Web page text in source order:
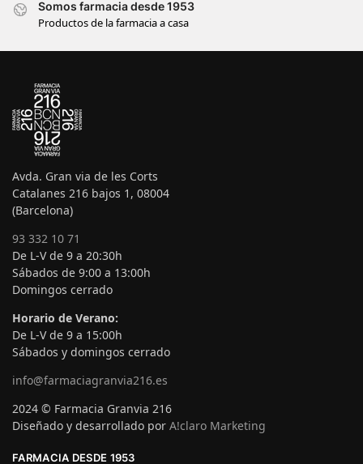
Somos farmacia desde 1953
Productos de la farmacia a casa
Avda. Gran via de les Corts
Catalanes 216 bajos 1, 08004
(Barcelona)
93 332 10 71
De L-V de 9 a 20:30h
Sábados de 9:00 a 13:00h
Domingos cerrado
Horario de Verano:
De L-V de 9 a 15:00h
Sábados y domingos cerrado
info@farmaciagranvia216.es
2024 © Farmacia Granvia 216
Diseñado y desarrollado por A!claro Marketing
FARMACIA DESDE 1953